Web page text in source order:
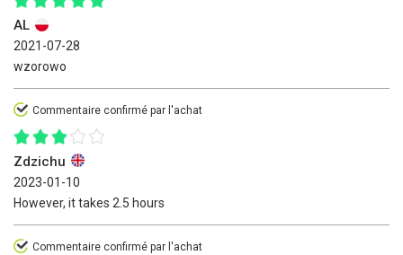
AL
2021-07-28
wzorowo
Commentaire confirmé par l'achat
Zdzichu
2023-01-10
However, it takes 2.5 hours
Commentaire confirmé par l'achat